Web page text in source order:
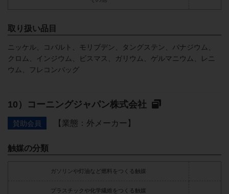
取り扱い品目
ニッケル、コバルト、モリブデン、タングステン、バナジウム、
クロム、インジウム、ビスマス、ガリウム、ゲルマニウム、レニ
ウム、フレコンバッグ
コーニングジャパン株式会社
賛助会員 【業態：外メーカー】
触媒の分類
ガソリンや灯油など燃料をつくる触媒
プラスチックや化学繊維をつくる触媒